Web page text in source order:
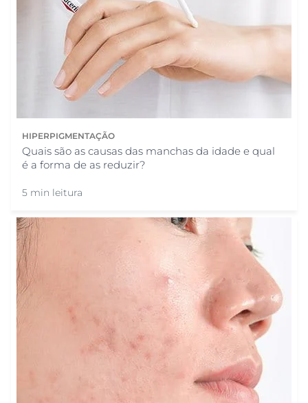
HIPERPIGMENTAÇÃO
Quais são as causas das manchas da idade e qual
é a forma de as reduzir?
5 min leitura